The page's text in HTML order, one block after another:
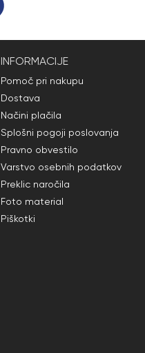
INFORMACIJE
Pomoč pri nakupu
Dostava
Načini plačila
Splošni pogoji poslovanja
Pravno obvestilo
Varstvo osebnih podatkov
Preklic naročila
Foto material
Piškotki